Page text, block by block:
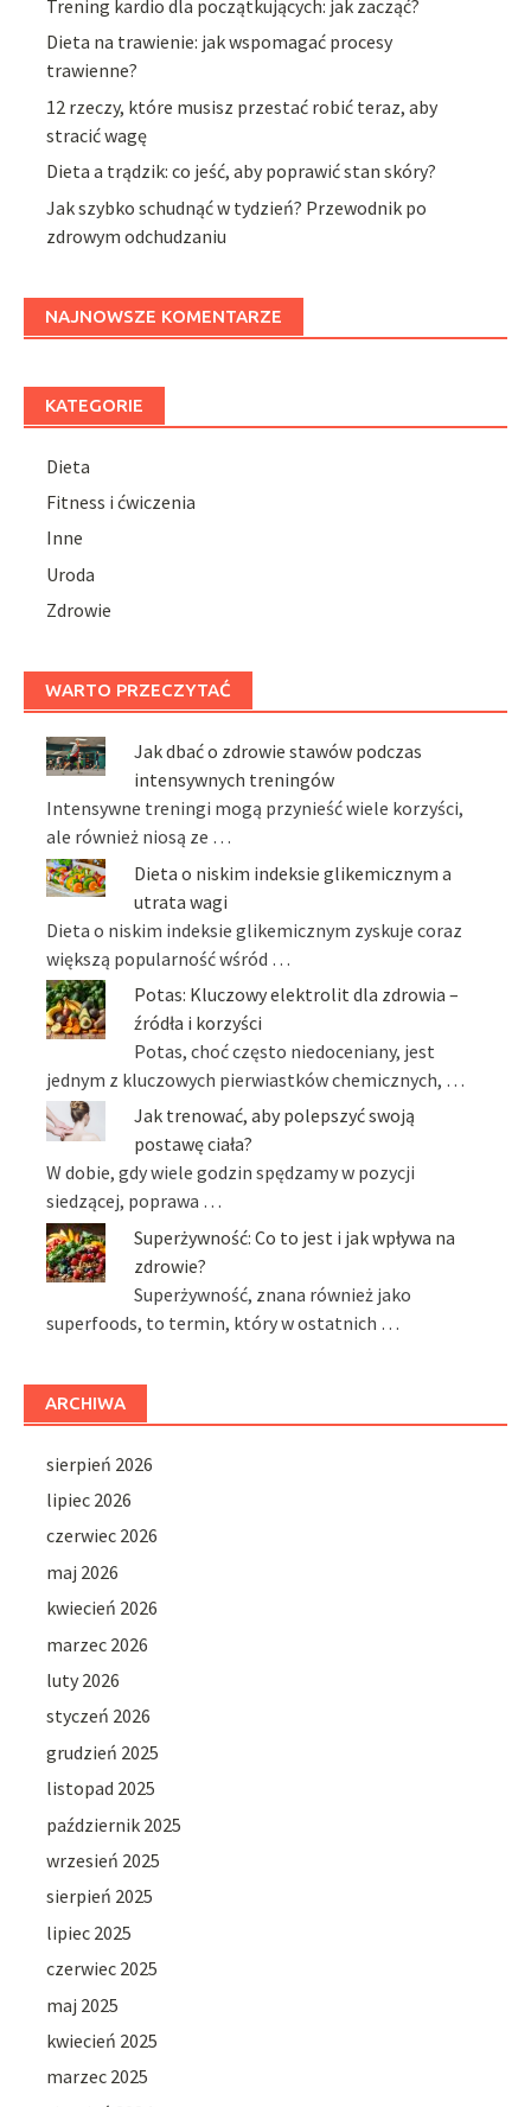
Trening kardio dla początkujących: jak zacząć?
Dieta na trawienie: jak wspomagać procesy
trawienne?
12 rzeczy, które musisz przestać robić teraz, aby
stracić wagę
Dieta a trądzik: co jeść, aby poprawić stan skóry?
Jak szybko schudnąć w tydzień? Przewodnik po
zdrowym odchudzaniu
NAJNOWSZE KOMENTARZE
KATEGORIE
Dieta
Fitness i ćwiczenia
Inne
Uroda
Zdrowie
WARTO PRZECZYTAĆ
Jak dbać o zdrowie stawów podczas
intensywnych treningów
Intensywne treningi mogą przynieść wiele korzyści,
ale również niosą ze …
Dieta o niskim indeksie glikemicznym a
utrata wagi
Dieta o niskim indeksie glikemicznym zyskuje coraz
większą popularność wśród …
Potas: Kluczowy elektrolit dla zdrowia –
źródła i korzyści
Potas, choć często niedoceniany, jest
jednym z kluczowych pierwiastków chemicznych, …
Jak trenować, aby polepszyć swoją
postawę ciała?
W dobie, gdy wiele godzin spędzamy w pozycji
siedzącej, poprawa …
Superżywność: Co to jest i jak wpływa na
zdrowie?
Superżywność, znana również jako
superfoods, to termin, który w ostatnich …
ARCHIWA
sierpień 2026
lipiec 2026
czerwiec 2026
maj 2026
kwiecień 2026
marzec 2026
luty 2026
styczeń 2026
grudzień 2025
listopad 2025
październik 2025
wrzesień 2025
sierpień 2025
lipiec 2025
czerwiec 2025
maj 2025
kwiecień 2025
marzec 2025